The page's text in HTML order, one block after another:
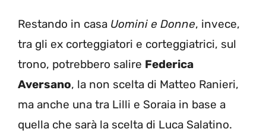
Restando in casa Uomini e Donne, invece,
tra gli ex corteggiatori e corteggiatrici, sul
trono, potrebbero salire Federica
Aversano, la non scelta di Matteo Ranieri,
ma anche una tra Lilli e Soraia in base a
quella che sarà la scelta di Luca Salatino.